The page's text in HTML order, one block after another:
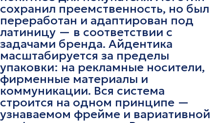
сохранил преемственность, но был
переработан и адаптирован под
латиницу — в соответствии с
задачами бренда. Айдентика
масштабируется за пределы
упаковки: на рекламные носители,
фирменные материалы и
коммуникации. Вся система
строится на одном принципе —
узнаваемом фрейме и вариативной